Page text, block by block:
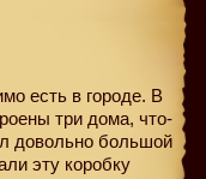
есть в городе. В
три дома, что-
довольно большой
эту коробку